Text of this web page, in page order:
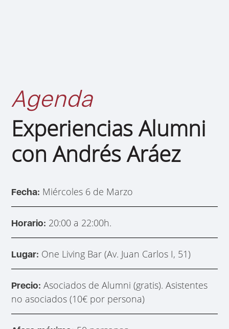
Agenda
Experiencias Alumni
con Andrés Aráez
Fecha: Miércoles 6 de Marzo
Horario: 20:00 a 22:00h.
Lugar: One Living Bar (Av. Juan Carlos I, 51)
Precio: Asociados de Alumni (gratis). Asistentes
no asociados (10€ por persona)